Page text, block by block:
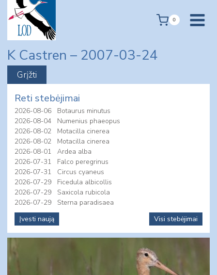
content
0
K Castren – 2007-03-24
Reti stebėjimai
2026-08-06
Botaurus minutus
2026-08-04
Numenius phaeopus
2026-08-02
Motacilla cinerea
2026-08-02
Motacilla cinerea
2026-08-01
Ardea alba
2026-07-31
Falco peregrinus
2026-07-31
Circus cyaneus
2026-07-29
Ficedula albicollis
2026-07-29
Saxicola rubicola
2026-07-29
Sterna paradisaea
Įvesti naują
Visi stebėjimai